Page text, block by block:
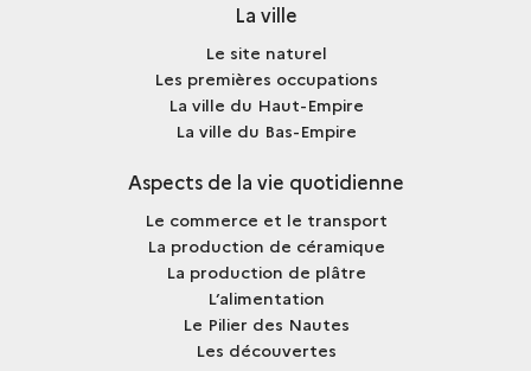
La ville
Le site naturel
Les premières occupations
La ville du Haut-Empire
La ville du Bas-Empire
Aspects de la vie quotidienne
Le commerce et le transport
La production de céramique
La production de plâtre
L’alimentation
Le Pilier des Nautes
Les découvertes